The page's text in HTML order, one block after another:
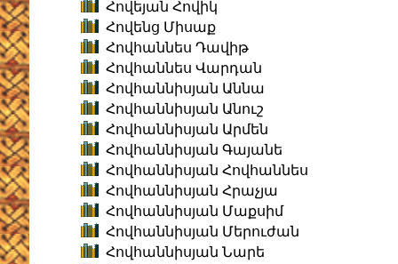
Հովեյան Հովիկ
Հովենց Միսաք
Հովհաննես Դավիթ
Հովհաննես Վարդան
Հովհաննիսյան Աննա
Հովհաննիսյան Անուշ
Հովհաննիսյան Արմեն
Հովհաննիսյան Գայանե
Հովհաննիսյան Հովհաննես
Հովհաննիսյան Հրաչյա
Հովհաննիսյան Մաքսիմ
Հովհաննիսյան Մերուժան
Հովհաննիսյան Նարե